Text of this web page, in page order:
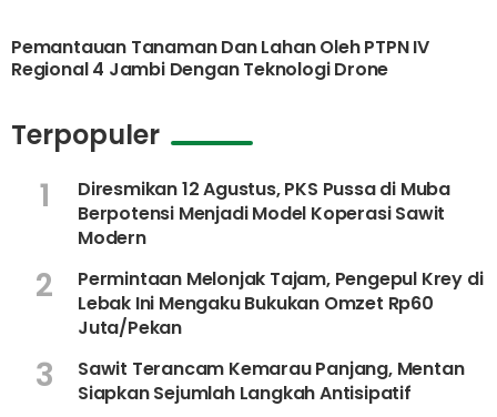
Pemantauan Tanaman Dan Lahan Oleh PTPN IV
Regional 4 Jambi Dengan Teknologi Drone
Terpopuler
1
Diresmikan 12 Agustus, PKS Pussa di Muba
Berpotensi Menjadi Model Koperasi Sawit
Modern
2
Permintaan Melonjak Tajam, Pengepul Krey di
Lebak Ini Mengaku Bukukan Omzet Rp60
Juta/Pekan
3
Sawit Terancam Kemarau Panjang, Mentan
Siapkan Sejumlah Langkah Antisipatif